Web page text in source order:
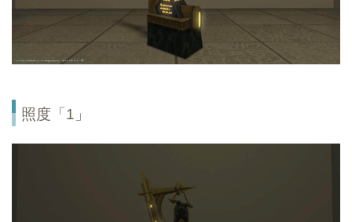
照度「1」